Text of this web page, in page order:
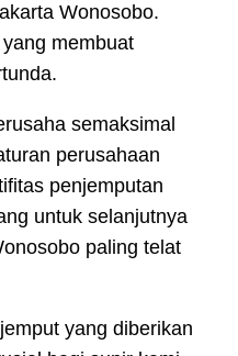
Wonosobo.
membuat
semaksimal
perusahaan
penjemputan
untuk selanjutnya
paling telat
yang diberikan